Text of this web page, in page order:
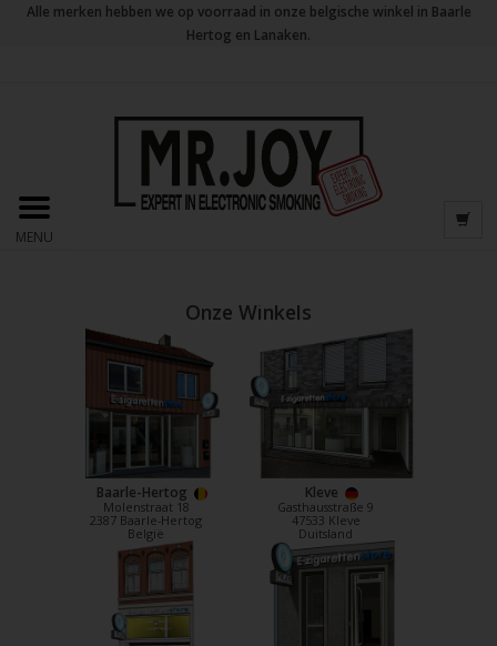
Alle merken hebben we op voorraad in onze belgische winkel in Baarle
Hertog en Lanaken.
MENU
Onze Winkels
Baarle-Hertog
Molenstraat 18
2387 Baarle-Hertog
België
Kleve
Gasthausstraße 9
47533 Kleve
Duitsland